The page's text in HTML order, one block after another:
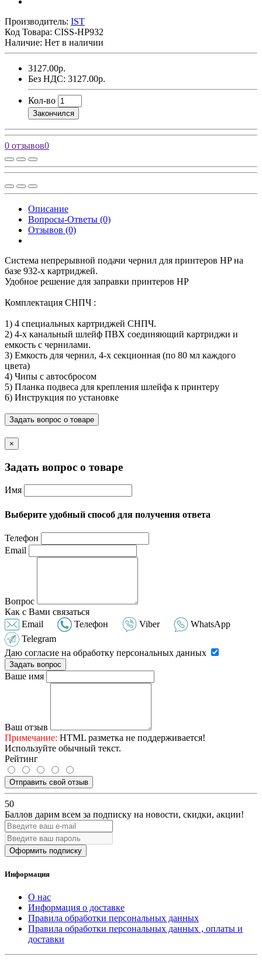
Производитель: IST
Код Товара: CISS-HP932
Наличие: Нет в наличии
3127.00р.
Без НДС: 3127.00р.
Кол-во
Закончился
0 отзывов0
Описание
Вопросы-Ответы (0)
Отзывов (0)
Система непрерывной подачи чернил для принтеров HP на
базе 932-х картриджей.
Удобное решение для заправки принтеров HP
Комплектация СНПЧ :
1) 4 специальных картриджей СНПЧ.
2) 4-х канальный шлейф ПВХ соединяющий картриджи и
емкость с чернилами.
3) Емкость для чернил, 4-х секционная (по 80 мл каждого
цвета)
4) Чипы с автосбросом
5) Планка подвеса для крепления шлейфа к принтеру
6) Инструкция по установке
Задать вопрос о товаре
×
Задать вопрос о товаре
Имя
Выберите удобный способ для получения ответа
Телефон
Email
Вопрос
Как с Вами связаться
Email
Телефон Viber
WhatsApp
Telegram
Даю согласие на обработку персональных данных
Задать вопрос
Ваше имя
Ваш отзыв
Примечание: HTML разметка не поддерживается!
Используйте обычный текст.
Рейтинг
Отправить свой отзыв
50
Баллов дарим всем за подписку на новости, скидки, акции!
Оформить подписку
Информация
О нас
Информация о доставке
Правила обработки персональных данных
Правила обработки персональных данных , оплаты и
доставки